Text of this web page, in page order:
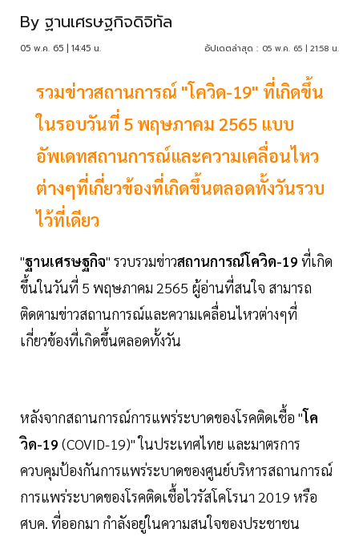
By ฐานเศรษฐกิจดิจิทัล
05 พ.ค. 65 | 14:45 น. อัปเดตล่าสุด : 05 พ.ค. 65 | 21:58 น.
รวมข่าวสถานการณ์ "โควิด-19" ที่เกิดขึ้น
ในรอบวันที่ 5 พฤษภาคม 2565 แบบ
อัพเดทสถานการณ์และความเคลื่อนไหว
ต่างๆที่เกี่ยวข้องที่เกิดขึ้นตลอดทั้งวันรวบ
ไว้ที่เดียว
"ฐานเศรษฐกิจ" รวบรวมข่าวสถานการณ์โควิด-19 ที่เกิด
ขึ้นในวันที่ 5 พฤษภาคม 2565 ผู้อ่านที่สนใจ สามารถ
ติดตามข่าวสถานการณ์และความเคลื่อนไหวต่างๆที่
เกี่ยวข้องที่เกิดขึ้นตลอดทั้งวัน
หลังจากสถานการณ์การแพร่ระบาดของโรคติดเชื้อ "โค
วิด-19 (COVID-19)" ในประเทศไทย และมาตรการ
ควบคุมป้องกันการแพร่ระบาดของศูนย์บริหารสถานการณ์
การแพร่ระบาดของโรคติดเชื้อไวรัสโคโรนา 2019 หรือ
ศบค. ที่ออกมา กำลังอยู่ในความสนใจของประชาชน